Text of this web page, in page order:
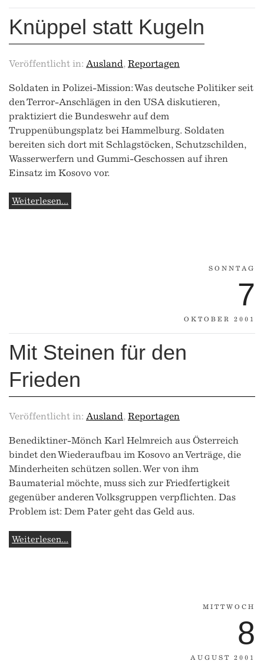
Knüppel statt Kugeln
Veröffentlicht in: Ausland, Reportagen
Soldaten in Polizei-Mission: Was deutsche Politiker seit
den Terror-Anschlägen in den USA diskutieren,
praktiziert die Bundeswehr auf dem
Truppenübungsplatz bei Hammelburg. Soldaten
bereiten sich dort mit Schlagstöcken, Schutzschilden,
Wasserwerfern und Gummi-Geschossen auf ihren
Einsatz im Kosovo vor.
Weiterlesen...
SONNTAG
7
OKTOBER 2001
Mit Steinen für den
Frieden
Veröffentlicht in: Ausland, Reportagen
Benediktiner-Mönch Karl Helmreich aus Österreich
bindet den Wiederaufbau im Kosovo an Verträge, die
Minderheiten schützen sollen. Wer von ihm
Baumaterial möchte, muss sich zur Friedfertigkeit
gegenüber anderen Volksgruppen verpflichten. Das
Problem ist: Dem Pater geht das Geld aus.
Weiterlesen...
MITTWOCH
8
AUGUST 2001